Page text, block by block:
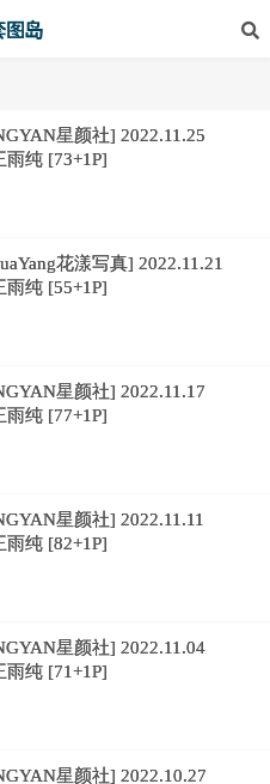
星颜社] 2022.11.25
雨纯 [73+1P]
花漾写真] 2022.11.21
雨纯 [55+1P]
星颜社] 2022.11.17
雨纯 [77+1P]
星颜社] 2022.11.11
雨纯 [82+1P]
星颜社] 2022.11.04
雨纯 [71+1P]
星颜社] 2022.10.27